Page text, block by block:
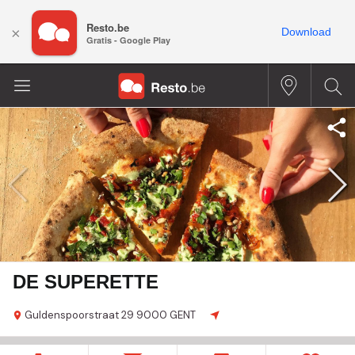
DE SUPERETTE
Guldenspoorstraat29 9000 GENT
× Resto.be
Gratis - Google Play
Download